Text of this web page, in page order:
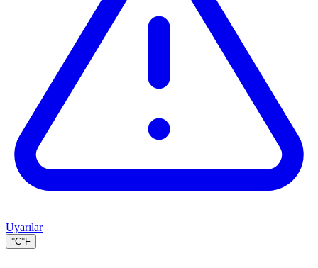
Uyarılar
°C°F